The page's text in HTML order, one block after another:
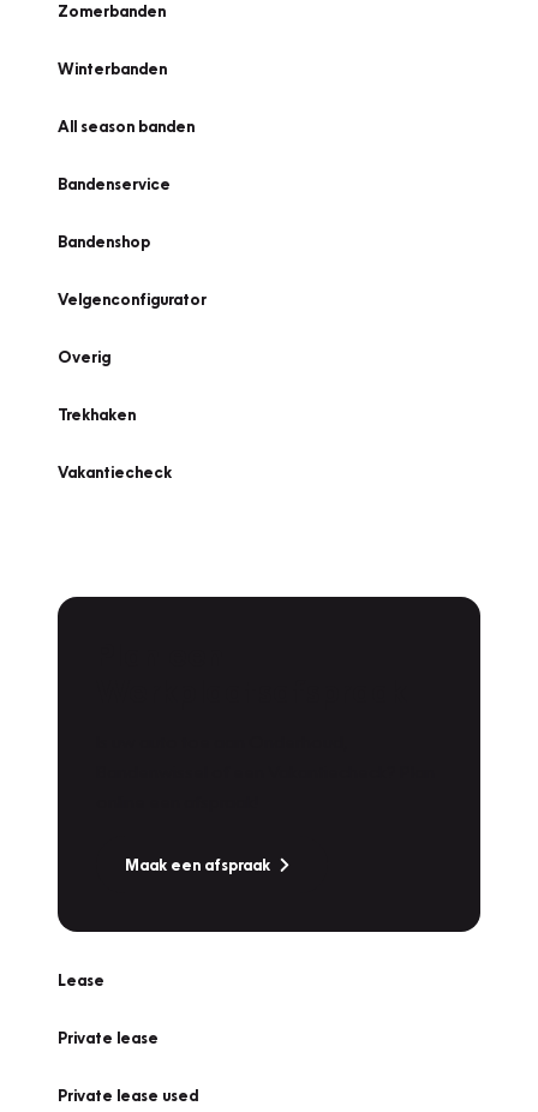
Zomerbanden
Winterbanden
All season banden
Bandenservice
Bandenshop
Velgenconfigurator
Overig
Trekhaken
Vakantiecheck
Maak een afspraak
Lease
Private lease
Private lease used